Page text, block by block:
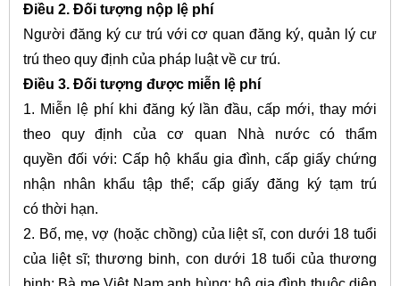
Điều 2. Đối tượng nộp lệ phí
Người đăng ký cư trú với cơ quan đăng ký, quản lý cư
trú theo quy định của pháp luật về cư trú.
Điều 3. Đối tượng được miễn lệ phí
1. Miễn lệ phí khi đăng ký lần đầu, cấp mới, thay mới
theo quy định của cơ quan Nhà nước có thẩm
quyền đối với:Cấp hộ khẩu gia đình, cấp giấy chứng
nhận nhân khẩu tập thể; cấp giấy đăng ký tạm trú
có thời hạn.
2. Bố, mẹ, vợ (hoặc chồng) của liệt sĩ, con dưới 18 tuổi
của liệt sĩ; thương binh, con dưới 18 tuổi của thương